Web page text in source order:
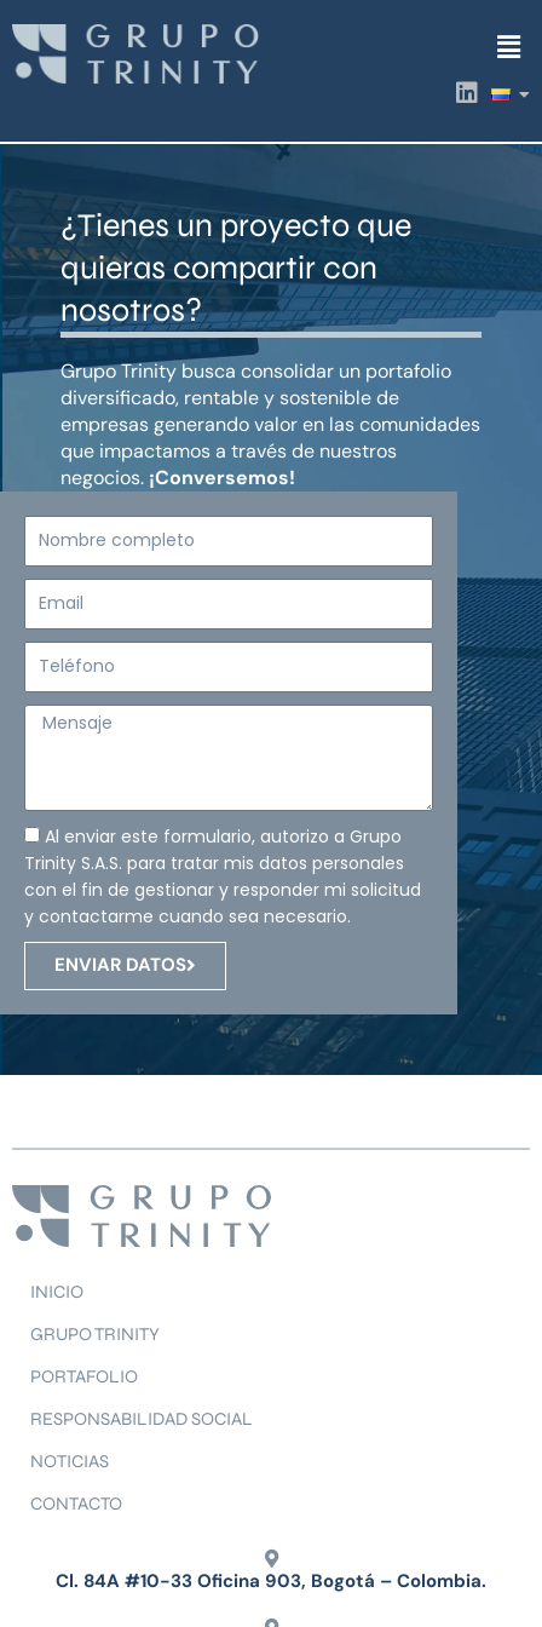
contenido
L
i
k
i
¿Tienes un proyecto que
quieras compartir con
nosotros?
Grupo Trinity busca consolidar un portafolio
diversificado, rentable y sostenible de
empresas generando valor en las comunidades
que impactamos a través de nuestros
negocios. ¡Conversemos!
Mensaje
Al enviar este formulario, autorizo a Grupo
Trinity S.A.S. para tratar mis datos personales
con el fin de gestionar y responder mi solicitud
y contactarme cuando sea necesario.
ENVIAR DATOS
INICIO
GRUPO TRINITY
PORTAFOLIO
RESPONSABILIDAD SOCIAL
NOTICIAS
CONTACTO
Cl. 84A #10-33 Oficina 903, Bogotá – Colombia.